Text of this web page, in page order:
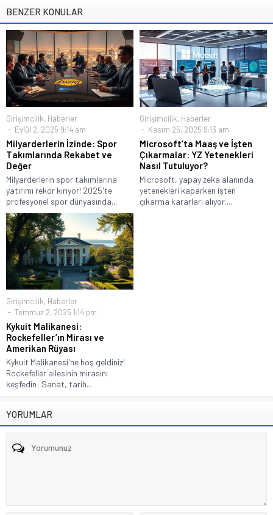
BENZER KONULAR
Girişimcilik, Haberler
Eylül 2, 2025 9:14 am
Milyarderlerin İzinde: Spor
Takımlarında Rekabet ve
Değer
Milyarderlerin spor takımlarına
yatırımı rekor kırıyor! 2025'te
profesyonel spor dünyasında...
Girişimcilik, Haberler
Kasım 25, 2025 9:13 am
Microsoft’ta Maaş ve İşten
Çıkarmalar: YZ Yetenekleri
Nasıl Tutuluyor?
Microsoft, yapay zeka alanında
yetenekleri kaparken işten
çıkarma kararları alıyor....
Girişimcilik, Haberler
Temmuz 2, 2025 1:14 pm
Kykuit Malikanesi:
Rockefeller’ın Mirası ve
Amerikan Rüyası
Kykuit Malikanesi'ne hoş geldiniz!
Rockefeller ailesinin mirasını
keşfedin: Sanat, tarih...
YORUMLAR